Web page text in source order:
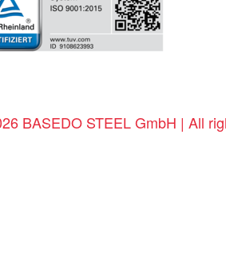
BASEDO STEEL GmbH | All